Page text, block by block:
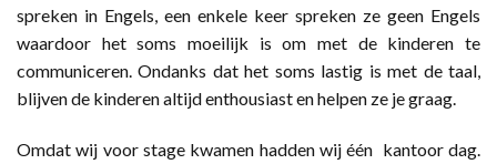
spreken in Engels, een enkele keer spreken ze geen Engels
waardoor het soms moeilijk is om met de kinderen te
communiceren. Ondanks dat het soms lastig is met de taal,
blijven de kinderen altijd enthousiast en helpen ze je graag.
Omdat wij voor stage kwamen hadden wij één kantoor dag.